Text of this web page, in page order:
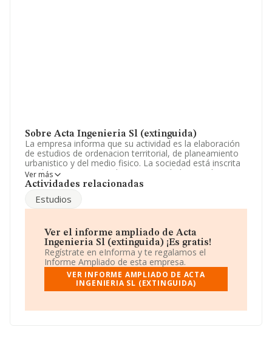
Sobre Acta Ingenieria Sl (extinguida)
La empresa informa que su actividad es la elaboración
de estudios de ordenacion territorial, de planeamiento
urbanistico y del medio fisico. La sociedad está inscrita
en el Registro Mercantil como Sociedad Limitada. La
actividad de referencia CNAE corresponde a 'Servicios
con el asesoramiento técnico', cuyo Código es 7112. No
realiza actividad de importación y/o exportación.
Su email es jgarcia@pardock.es.
La empresaActa Ingeniería S.L (extinguida)
B38715215, tiene su domicilio social establecido en
Rambla De Santa Cruz núm. 125 1 D, (38001), Santa
Cruz De Tenerife, Islas Canarias.
sobre 41.818 compañías, la facturación en el ámbito
Ver más
Actividades relacionadas
Estudios
Ver el informe ampliado de Acta
Ingenieria Sl (extinguida) ¡Es gratis!
Regístrate en eInforma y te regalamos el
Informe Ampliado de esta empresa.
VER INFORME AMPLIADO DE ACTA
INGENIERIA SL (EXTINGUIDA)